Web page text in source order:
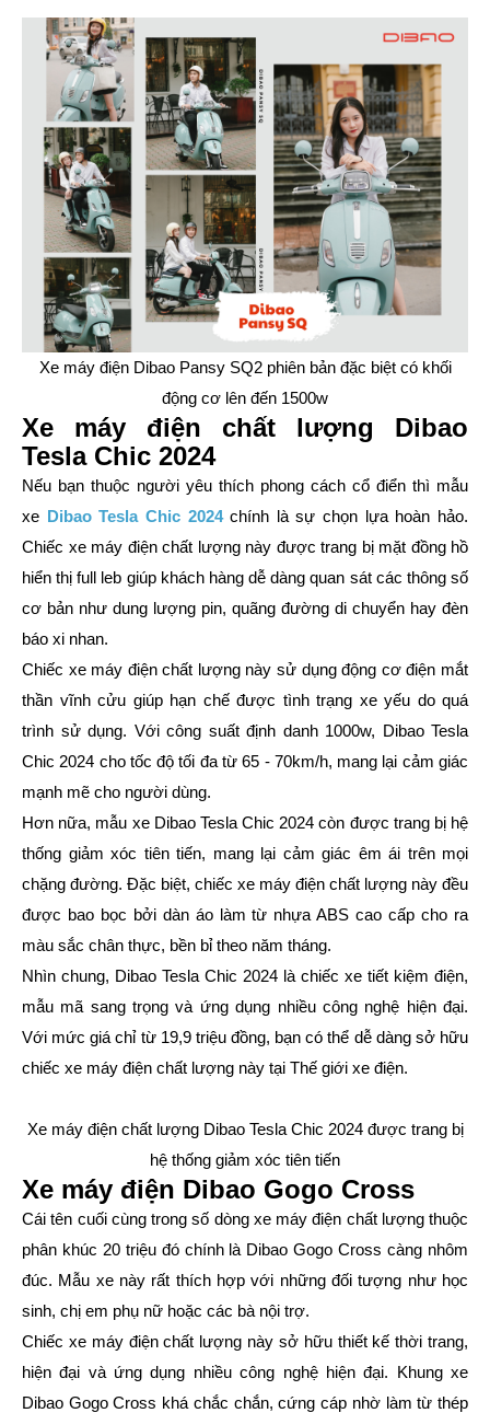
Xe máy điện Dibao Pansy SQ2 phiên bản đặc biệt có khối
động cơ lên đến 1500w
Xe máy điện chất lượng Dibao
Tesla Chic 2024
Nếu bạn thuộc người yêu thích phong cách cổ điển thì mẫu
xe Dibao Tesla Chic 2024chính là sự chọn lựa hoàn hảo.
Chiếc xe máy điện chất lượng này được trang bị mặt đồng hồ
hiển thị full leb giúp khách hàng dễ dàng quan sát các thông số
cơ bản như dung lượng pin, quãng đường di chuyển hay đèn
báo xi nhan.
Chiếc xe máy điện chất lượng này sử dụng động cơ điện mắt
thần vĩnh cửu giúp hạn chế được tình trạng xe yếu do quá
trình sử dụng. Với công suất định danh 1000w, Dibao Tesla
Chic 2024 cho tốc độ tối đa từ 65 - 70km/h, mang lại cảm giác
mạnh mẽ cho người dùng.
Hơn nữa, mẫu xe Dibao Tesla Chic 2024 còn được trang bị hệ
thống giảm xóc tiên tiến, mang lại cảm giác êm ái trên mọi
chặng đường. Đặc biệt, chiếc xe máy điện chất lượng này đều
được bao bọc bởi dàn áo làm từ nhựa ABS cao cấp cho ra
màu sắc chân thực, bền bỉ theo năm tháng.
Nhìn chung, Dibao Tesla Chic 2024 là chiếc xe tiết kiệm điện,
mẫu mã sang trọng và ứng dụng nhiều công nghệ hiện đại.
Với mức giá chỉ từ 19,9 triệu đồng, bạn có thể dễ dàng sở hữu
chiếc xe máy điện chất lượng này tại Thế giới xe điện.
Xe máy điện chất lượng Dibao Tesla Chic 2024 được trang bị
hệ thống giảm xóc tiên tiến
Xe máy điện Dibao Gogo Cross
Cái tên cuối cùng trong số dòng xe máy điện chất lượng thuộc
phân khúc 20 triệu đó chính là Dibao Gogo Cross càng nhôm
đúc. Mẫu xe này rất thích hợp với những đối tượng như học
sinh, chị em phụ nữ hoặc các bà nội trợ.
Chiếc xe máy điện chất lượng này sở hữu thiết kế thời trang,
hiện đại và ứng dụng nhiều công nghệ hiện đại. Khung xe
Dibao Gogo Cross khá chắc chắn, cứng cáp nhờ làm từ thép